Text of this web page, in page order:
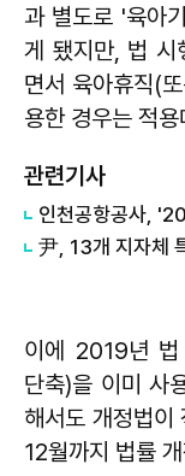
과 별도로 '육아
게 됐지만, 법 시
면서 육아휴직(
용한 경우는 적
관련기사
인천공항공사,
이에 2019년 법
단축)을 이미 사
해서도 개정법이
12월까지 법률